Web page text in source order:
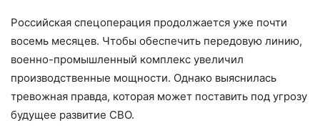
Российская спецоперация продолжается уже почти
восемь месяцев. Чтобы обеспечить передовую линию,
военно-промышленный комплекс увеличил
производственные мощности. Однако выяснилась
тревожная правда, которая может поставить под угрозу
будущее развитие СВО.